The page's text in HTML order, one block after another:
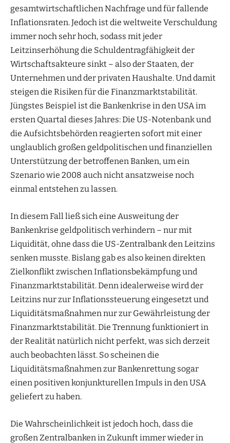
gesamtwirtschaftlichen Nachfrage und für fallende
Inflationsraten. Jedoch ist die weltweite Verschuldung
immer noch sehr hoch, sodass mit jeder
Leitzinserhöhung die Schuldentragfähigkeit der
Wirtschaftsakteure sinkt – also der Staaten, der
Unternehmen und der privaten Haushalte. Und damit
steigen die Risiken für die Finanzmarktstabilität.
Jüngstes Beispiel ist die Bankenkrise in den USA im
ersten Quartal dieses Jahres: Die US-Notenbank und
die Aufsichtsbehörden reagierten sofort mit einer
unglaublich großen geldpolitischen und finanziellen
Unterstützung der betroffenen Banken, um ein
Szenario wie 2008 auch nicht ansatzweise noch
einmal entstehen zu lassen.
In diesem Fall ließ sich eine Ausweitung der
Bankenkrise geldpolitisch verhindern – nur mit
Liquidität, ohne dass die US-Zentralbank den Leitzins
senken musste. Bislang gab es also keinen direkten
Zielkonflikt zwischen Inflationsbekämpfung und
Finanzmarktstabilität. Denn idealerweise wird der
Leitzins nur zur Inflationssteuerung eingesetzt und
Liquiditätsmaßnahmen nur zur Gewährleistung der
Finanzmarktstabilität. Die Trennung funktioniert in
der Realität natürlich nicht perfekt, was sich derzeit
auch beobachten lässt. So scheinen die
Liquiditätsmaßnahmen zur Bankenrettung sogar
einen positiven konjunkturellen Impuls in den USA
geliefert zu haben.
Die Wahrscheinlichkeit ist jedoch hoch, dass die
großen Zentralbanken in Zukunft immer wieder in